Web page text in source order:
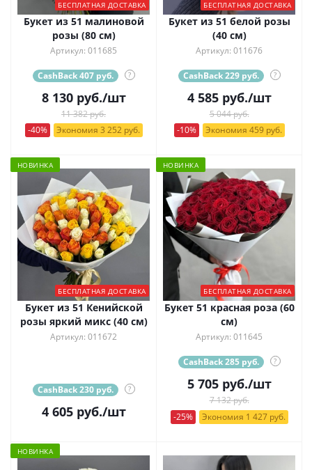
БЕСПЛАТНАЯ ДОСТАВКА
Букет из 51 малиновой
розы (80 см)
Артикул: 011685
CashBack 407 руб. ?
8 130руб./шт
11 382 руб.
-40%
Экономия 3 252 руб.
БЕСПЛАТНАЯ ДОСТАВКА
Букет из 51 белой розы
(40 см)
Артикул: 011676
CashBack 229 руб. ?
4 585руб./шт
5 044 руб.
-10%
Экономия 459 руб.
НОВИНКА
БЕСПЛАТНАЯ ДОСТАВКА
Букет из 51 Кенийской
розы яркий микс (40 см)
Артикул: 011672
CashBack 230 руб. ?
4 605руб./шт
НОВИНКА
БЕСПЛАТНАЯ ДОСТАВКА
Букет 51 красная роза (60
см)
Артикул: 011645
CashBack 285 руб. ?
5 705руб./шт
7 132 руб.
-25%
Экономия 1 427 руб.
НОВИНКА